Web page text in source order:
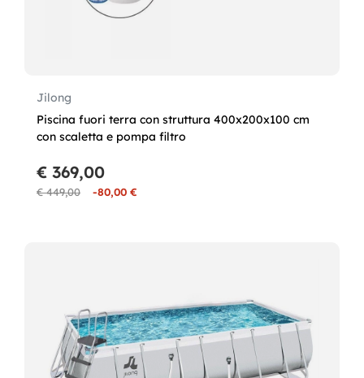
Jilong
Piscina fuori terra con struttura 400x200x100 cm
con scaletta e pompa filtro
€ 449,00 -80,00 €
€ 369,00